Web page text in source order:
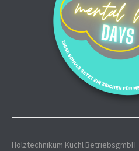
Holztechnikum Kuchl BetriebsgmbH